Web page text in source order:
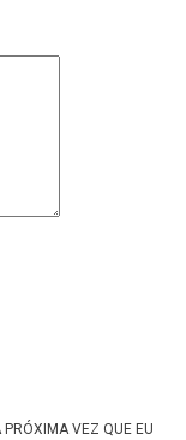
PRÓXIMA VEZ QUE EU